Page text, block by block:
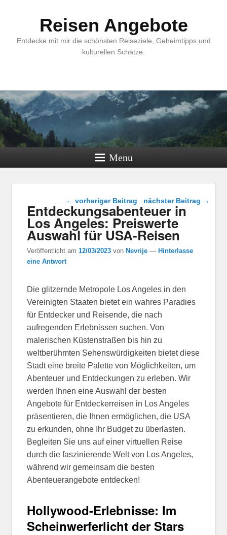
Reisen Angebote
Entdecke mit mir die schönsten Reiseziele, Geheimtipps und
kulturellen Schätze.
Menu
Beitragsnavigation
← vorheriger Beitrag nächster Beitrag →
Entdeckungsabenteuer in
Los Angeles: Preiswerte
Auswahl für USA-Reisen
Veröffentlicht am12/03/2023 vonNevrije —Hinterlasse
eine Antwort
Die glitzernde Metropole Los Angeles in den
Vereinigten Staaten bietet ein wahres Paradies
für Entdecker und Reisende, die nach
aufregenden Erlebnissen suchen. Von
malerischen Küstenstraßen bis hin zu
weltberühmten Sehenswürdigkeiten bietet diese
Stadt eine breite Palette von Möglichkeiten, um
Abenteuer und Entdeckungen zu erleben. Wir
werden Ihnen eine Auswahl der besten
Angebote für Entdeckerreisen in Los Angeles
präsentieren, die Ihnen ermöglichen, die USA
zu erkunden, ohne Ihr Budget zu überlasten.
Begleiten Sie uns auf einer virtuellen Reise
durch die faszinierende Welt von Los Angeles,
während wir gemeinsam die besten
Abenteuerangebote entdecken!
Hollywood-Erlebnisse: Im
Scheinwerferlicht der Stars